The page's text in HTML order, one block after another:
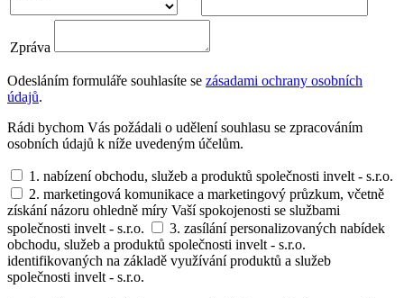
Zpráva
Odesláním formuláře souhlasíte se zásadami ochrany osobních
údajů.
Rádi bychom Vás požádali o udělení souhlasu se zpracováním
osobních údajů k níže uvedeným účelům.
1. nabízení obchodu, služeb a produktů společnosti invelt - s.r.o.
2. marketingová komunikace a marketingový průzkum, včetně
získání názoru ohledně míry Vaší spokojenosti se službami
společnosti invelt - s.r.o.
3. zasílání personalizovaných nabídek
obchodu, služeb a produktů společnosti invelt - s.r.o.
identifikovaných na základě využívání produktů a služeb
společnosti invelt - s.r.o.